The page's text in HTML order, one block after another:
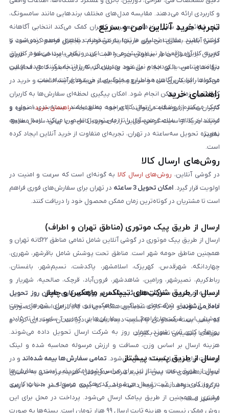
و کاربردی ارائه می‌دهند. مقایسه مدل‌های مختلف برندهایی مانند سامسونگ،
اپل، شیائومی و سایر برندهای معتبر به کاربران کمک می‌کند انتخابی آگاهانه
داشته باشند. مقالات تحلیلی ما تنها به مشخصات ظاهری محدود نمی‌شود و
تجربه کاربری واقعی را نیز پوشش می‌دهد. این رویکرد باعث می‌شود کاربران
بتوانند متناسب با بودجه و نیاز خود بهترین گزینه را انتخاب کنند. هدف از این
محتواها، افزایش آگاهی مخاطبان و جلوگیری از خریدهای اشتباه است.
تجربه خرید آنلاین امن و سریع
گوشی آنلاین بستری امن برای خرید اینترنتی لوازم دیجیتال فراهم کرده است تا
کاربران با آرامش خاطر سفارش خود را ثبت کنند. تمامی پرداخت‌ها از طریق
درگاه‌های امن بانکی انجام می‌شود و اطلاعات کاربران به‌طور کامل محافظت
می‌گردد. رابط کاربری ساده و سریع سایت باعث می‌شود فرآیند انتخاب و خرید در
کوتاه‌ترین زمان ممکن انجام شود. امکان پیگیری لحظه‌ای سفارش‌ها به کاربران
کمک می‌کند از وضعیت ارسال کالای خود مطلع باشند. بسته‌بندی اصولی و
استاندارد کالاها، سلامت محصول را تا زمان تحویل تضمین می‌کند. ارسال سریع،
به‌ویژه تحویل سه‌ساعته در تهران، تجربه‌ای متفاوت از خرید آنلاین ایجاد کرده
است.
راهنمای خرید
کاربران محترم فروشگاه می‌توانند با مراجعه به صفحه «راهنمای خرید»، نحوه و
فرایند خرید از سایت گوشی آنلاین را به‌صورت کامل و با زبانی ساده مطالعه
نمایند.
روش‌های ارسال کالا
در گوشی آنلاین، روش‌های ارسال کالا به گونه‌ای است که سرعت و امنیت در
اولویت قرار گیرد. امکان تحویل 3 ساعته
در تهران برای سفارش‌های فوری فراهم
است تا مشتریان در کوتاه‌ترین زمان ممکن محصول خود را دریافت کنند.
ارسال از طریق پیک موتوری (مناطق تهران و اطراف)
ارسال از طریق پیک موتوری در گوشی آنلاین شامل تمامی مناطق ۲۲گانه تهران و
همچنین مناطق حومه شهر است. مناطق تحت پوشش شامل باقرشهر، شهرری،
چهاردانگه، شهرقدس، کهریزک، اسلامشهر، پاکدشت، نسیم‌شهر، باغستان،
رباط‌کریم، نصیرشهر، ورامین، شاهدشهر، فرون‌آباد، قرچک، صالحیه، شهریار و
اندیشه می‌شود. سفارش‌های ثبت‌شده در روزهای کاری همان روز تحویل
داده می‌شوندو ارائه کارت شناسایی هنگام دریافت کالا الزامی است. در صورتی
که پلمپ بسته مخدوش یا آسیب دیده باشد، از دریافت آن خودداری کرده و
سریعاً با پشتیبانی تماس بگیرید.
ارسال از طریق شرکت‌های تیپاکس، ماهکس و چاپار
ارسال از طریق شرکت‌های تیپاکس، ماهکس و چاپار برای شهرهای تحت
پوشش این شرکت‌ها فراهم است. سفارش‌هایی که بین ساعت ۱۰ تا ۱۵ در
روزهای کاری ثبت شوند، همان روز به شرکت ارسال تحویل داده می‌شوند.
هزینه ارسال بر اساس وزن، مسافت و ارزش مرسوله محاسبه شده و لینک
پرداخت برای تحویل‌گیرنده ارسال می‌شود. تمامی سفارش‌ها بیمه شده‌اند و در
صورت مفقودی کالا، پس از تایید شرکت حمل‌ونقل، هزینه پرداختی به مشتری
بازگردانده خواهد شد. توجه داشته باشید که بیمه شامل کسر ۱۰ تا ۱۵ درصد
فرانشیز است.
ارسال از طریق پست پیشتاز
ارسال از طریق پست پیشتاز نیز برای سراسر کشور امکان‌پذیر است و سفارش‌ها
در روز کاری بعد از ثبت، ارسال می‌شوند. کد رهگیری مرسوله در حساب کاربری
مشتری و همچنین از طریق پیامک ارسال می‌شود. پرداخت در محل برای این
روش ممکن نیست و هزینه ثابت ارسال ۹۹ هزار تومان است. بسته‌ها به صورت